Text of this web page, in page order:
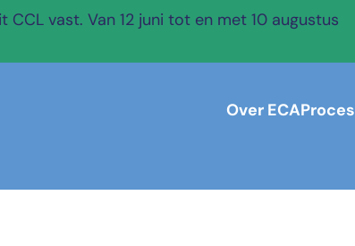
vast. Van 12 juni tot en met 10 augustus
Over ECAProces